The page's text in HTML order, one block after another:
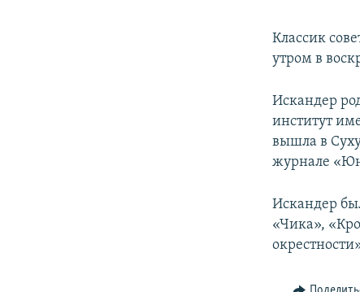
Классик
утром в
Искандер
институт
вышла в
журнале
Искандер
«Чика»,